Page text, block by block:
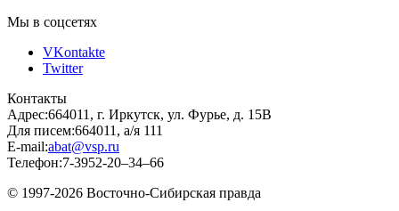
Мы в соцсетях
VKontakte
Twitter
Контакты
Адрес:664011, г. Иркутск, ул. Фурье, д. 15В
Для писем:664011, а/я 111
E-mail:abat@vsp.ru
Телефон:7-3952-20–34–66
© 1997-2026 Восточно-Сибирская правда